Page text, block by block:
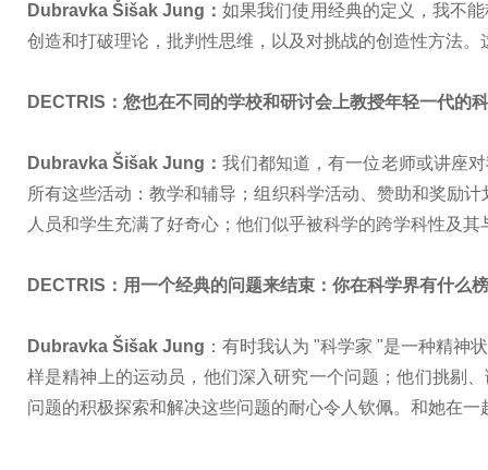
Dubravka Šišak Jung：如果我们使用经典的定义，我不
创造和打破理论，批判性思维，以及对挑战的创造性方法
DECTRIS：您也在不同的学校和研讨会上教授年轻一代的
Dubravka Šišak Jung：我们都知道，有一位老师或讲座
所有这些活动：教学和辅导；组织科学活动、赞助和奖励
人员和学生充满了好奇心；他们似乎被科学的跨学科性及
DECTRIS：用一个经典的问题来结束：你在科学界有什么
Dubravka Šišak Jung ：有时我认为 "科学家 "是一种精神
样是精神上的运动员，他们深入研究一个问题；他们挑剔
问题的积极探索和解决这些问题的耐心令人钦佩。和她在